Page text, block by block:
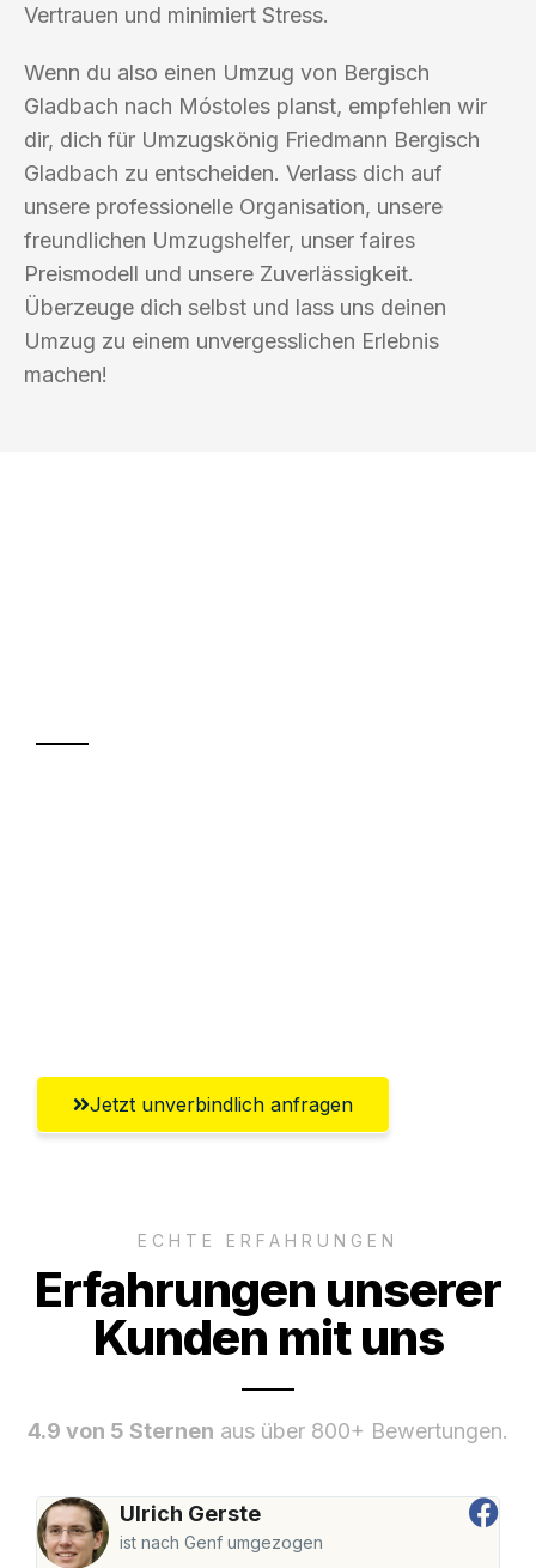
Vertrauen und minimiert Stress.
Wenn du also einen Umzug von Bergisch
Gladbach nach Móstoles planst, empfehlen wir
dir, dich für Umzugskönig Friedmann Bergisch
Gladbach zu entscheiden. Verlass dich auf
unsere professionelle Organisation, unsere
freundlichen Umzugshelfer, unser faires
Preismodell und unsere Zuverlässigkeit.
Überzeuge dich selbst und lass uns deinen
Umzug zu einem unvergesslichen Erlebnis
machen!
Jetzt unverbindlich anfragen
ECHTE ERFAHRUNGEN
Erfahrungen unserer
Kunden mit uns
4.9 von 5 Sternen aus über 800+ Bewertungen.
Ulrich Gerste
ist nach Genf umgezogen